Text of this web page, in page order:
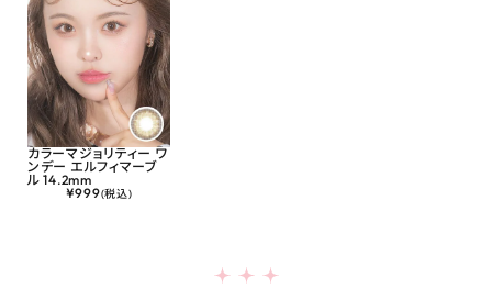
カラーマジョリティー ワ
ンデー エルフィマーブ
ル 14.2mm
¥999(税込)